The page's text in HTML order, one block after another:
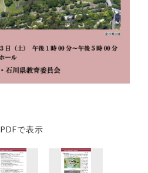
PDFで表示